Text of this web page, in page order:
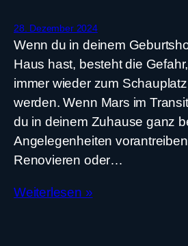
28. Dezember 2024
Wenn du in deinem
Haus hast, besteht die
immer wieder zum
werden. Wenn Mars im
du in deinem Zuhause ganz
Angelegenheiten
Renovieren oder…
Weiterlesen »